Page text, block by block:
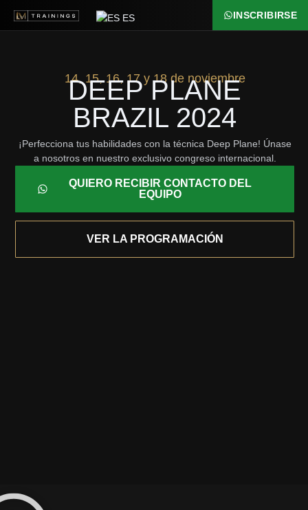
INSCRIBIRSE
ES
14, 15, 16, 17 y 18 de noviembre
DEEP PLANE
BRAZIL 2024
¡Perfecciona tus habilidades con la técnica Deep Plane! Únase
a nosotros en nuestro exclusivo congreso internacional.
QUIERO RECIBIR CONTACTO DEL
EQUIPO
VER LA PROGRAMACIÓN